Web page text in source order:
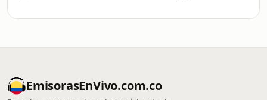
EmisorasEnVivo.com.co